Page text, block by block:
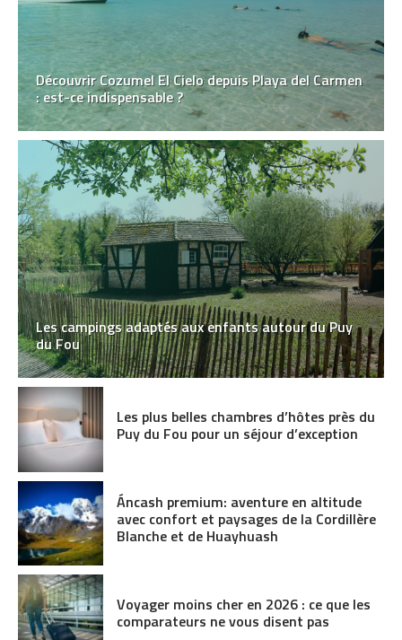
Découvrir Cozumel El Cielo depuis Playa del Carmen
: est-ce indispensable ?
Les campings adaptés aux enfants autour du Puy
du Fou
Les plus belles chambres d’hôtes près du
Puy du Fou pour un séjour d’exception
Áncash premium: aventure en altitude
avec confort et paysages de la Cordillère
Blanche et de Huayhuash
Voyager moins cher en 2026 : ce que les
comparateurs ne vous disent pas